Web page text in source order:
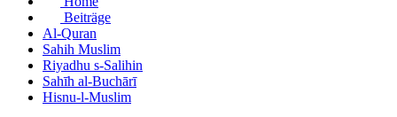
Beiträge
Al-Quran
Sahih Muslim
Riyadhu s-Salihin
Sahīh al-Buchārī
Hisnu-l-Muslim